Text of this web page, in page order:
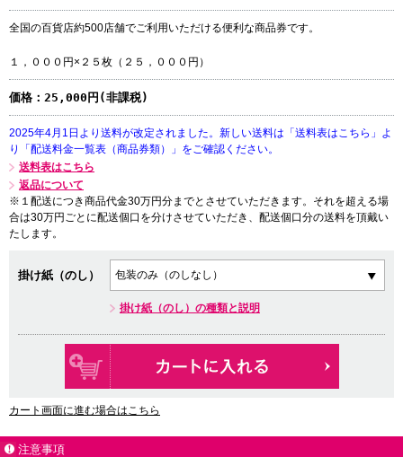
全国の百貨店約500店舗でご利用いただける便利な商品券です。
１，０００円×２５枚（２５，０００円）
価格： 25,000円(非課税)
2025年4月1日より送料が改定されました。新しい送料は「送料表はこちら」よ
り「配送料金一覧表（商品券類）」をご確認ください。
送料表はこちら
返品について
※１配送につき商品代金30万円分までとさせていただきます。それを超える場
合は30万円ごとに配送個口を分けさせていただき、配送個口分の送料を頂戴い
たします。
掛け紙（のし）
掛け紙（のし）の種類と説明
カート画面に進む場合はこちら
注意事項